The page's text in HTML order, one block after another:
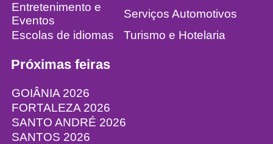
Entretenimento e
Eventos
Serviços Automotivos
Escolas de idiomas
Turismo e Hotelaria
Próximas feiras
GOIÂNIA 2026
FORTALEZA 2026
SANTO ANDRÉ 2026
SANTOS 2026